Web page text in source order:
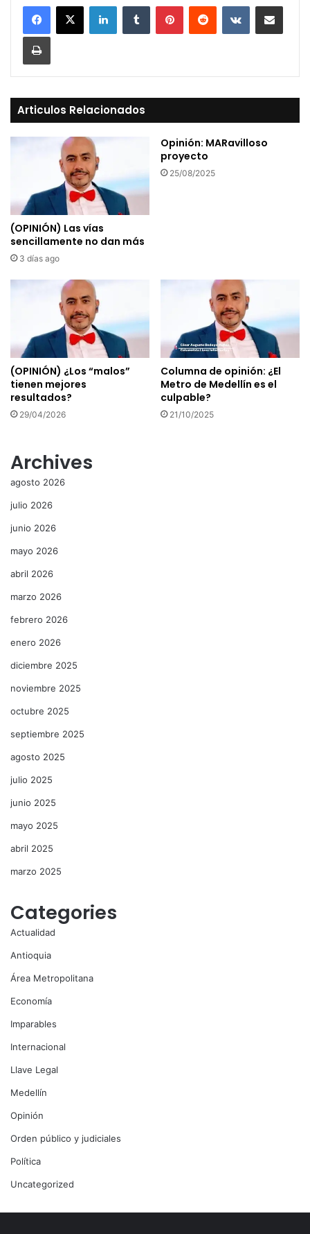
LinkedInTumblr PinterestReddit VKontakteCompartir vía Mail
Print
Articulos Relacionados
(OPINIÓN) Las vías
sencillamente no dan más
3 días ago
Opinión: MARavilloso
proyecto
25/08/2025
(OPINIÓN) ¿Los “malos”
tienen mejores
resultados?
29/04/2026
Columna de opinión: ¿El
Metro de Medellín es el
culpable?
21/10/2025
Archives
agosto 2026
julio 2026
junio 2026
mayo 2026
abril 2026
marzo 2026
febrero 2026
enero 2026
diciembre 2025
noviembre 2025
octubre 2025
septiembre 2025
agosto 2025
julio 2025
junio 2025
mayo 2025
abril 2025
marzo 2025
Categories
Actualidad
Antioquia
Área Metropolitana
Economía
Imparables
Internacional
Llave Legal
Medellín
Opinión
Orden público y judiciales
Política
Uncategorized